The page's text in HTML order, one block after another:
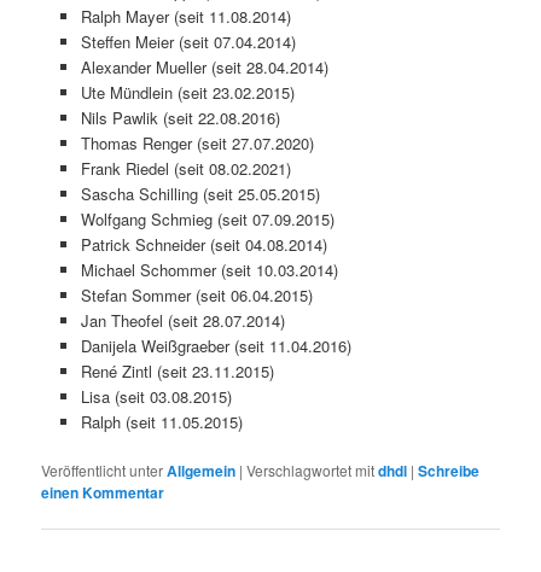
Ralph Mayer (seit 11.08.2014)
Steffen Meier (seit 07.04.2014)
Alexander Mueller (seit 28.04.2014)
Ute Mündlein (seit 23.02.2015)
Nils Pawlik (seit 22.08.2016)
Thomas Renger (seit 27.07.2020)
Frank Riedel (seit 08.02.2021)
Sascha Schilling (seit 25.05.2015)
Wolfgang Schmieg (seit 07.09.2015)
Patrick Schneider (seit 04.08.2014)
Michael Schommer (seit 10.03.2014)
Stefan Sommer (seit 06.04.2015)
Jan Theofel (seit 28.07.2014)
Danijela Weißgraeber (seit 11.04.2016)
René Zintl (seit 23.11.2015)
Lisa (seit 03.08.2015)
Ralph (seit 11.05.2015)
Veröffentlicht unterAllgemein |Verschlagwortet mitdhdl |Schreibe
einen Kommentar